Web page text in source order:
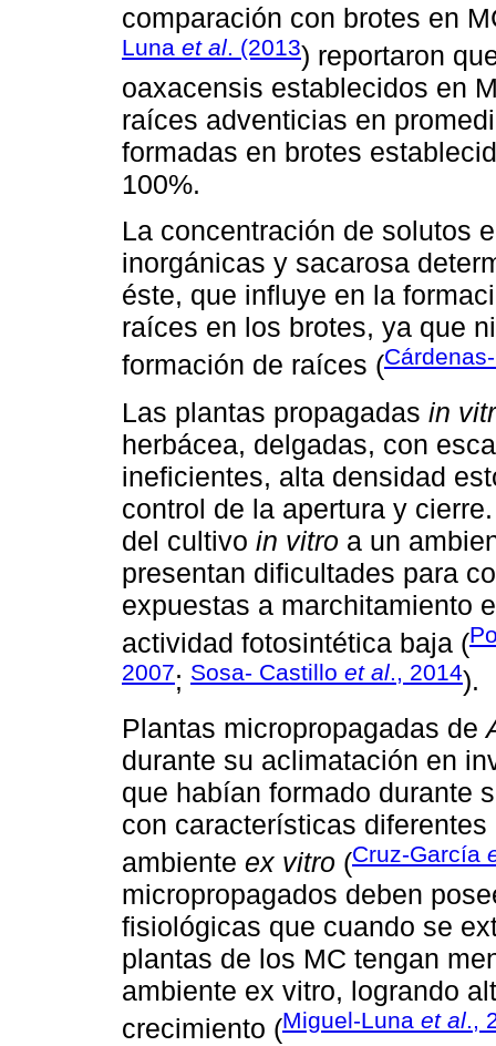
comparación con brotes en
Luna et al. (2013) reportaron
oaxacensis establecidos en
raíces adventicias en
formadas en brotes
100%.
La concentración de solutos
inorgánicas y sacarosa
éste, que influye en la
raíces en los brotes, ya que
formación de raíces (
Las plantas propagadas in
herbácea, delgadas, con
ineficientes, alta densidad
control de la apertura y
del cultivo in vitro a un
presentan dificultades para
expuestas a marchitamiento
actividad fotosintética baja (
2007; Sosa- Castillo et al., 2014).
Plantas micropropagadas de
durante su aclimatación en
que habían formado durante
con características
ambiente ex vitro (Cruz-García
micropropagados deben
fisiológicas que cuando se
plantas de los MC tengan
ambiente ex vitro, logrando
crecimiento (Miguel-Luna et al.,